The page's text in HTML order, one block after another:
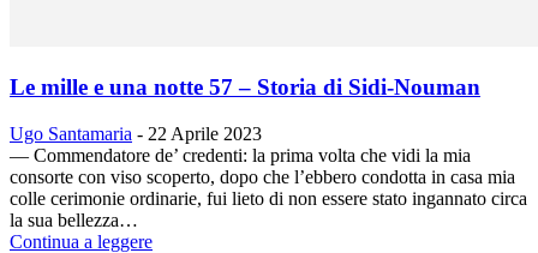
Le mille e una notte 57 – Storia di Sidi-Nouman
Ugo Santamaria - 22 Aprile 2023
— Commendatore de’ credenti: la prima volta che vidi la mia
consorte con viso scoperto, dopo che l’ebbero condotta in casa mia
colle cerimonie ordinarie, fui lieto di non essere stato ingannato circa
la sua bellezza…
Continua a leggere